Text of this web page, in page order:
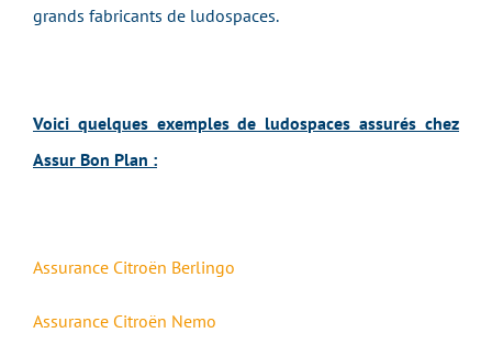
grands fabricants de ludospaces.
Voici quelques exemples de ludospaces assurés chez
Assur Bon Plan :
Assurance Citroën Berlingo
Assurance Citroën Nemo